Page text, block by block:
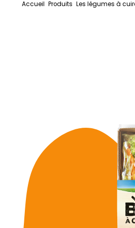
Accueil Produits Les légumes à